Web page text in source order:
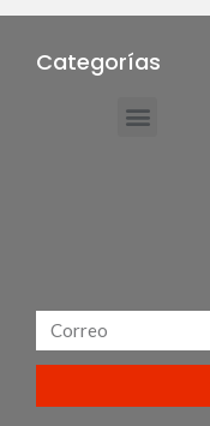
Categorías